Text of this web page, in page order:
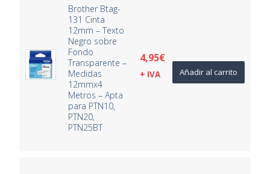
Brother Btag-
131 Cinta
12mm – Texto
Negro sobre
Fondo
Transparente –
Medidas
12mmx4
Metros – Apta
para PTN10,
PTN20,
PTN25BT
4,95€
+ IVA Añadir al carrito